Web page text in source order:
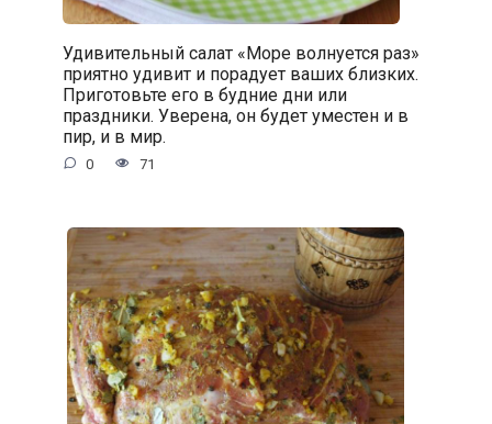
Удивительный салат «Море волнуется раз»
приятно удивит и порадует ваших близких.
Приготовьте его в будние дни или
праздники. Уверена, он будет уместен и в
пир, и в мир.
0 71